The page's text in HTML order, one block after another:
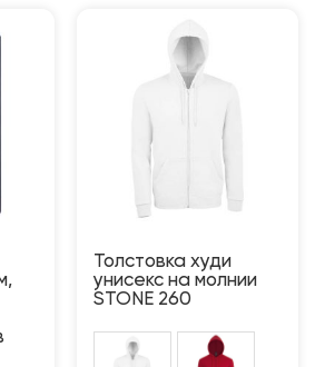
Толстовка худи
унисекс на молнии
STONE 260